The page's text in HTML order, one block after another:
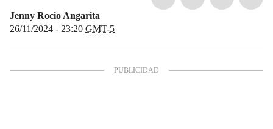
Jenny Rocio Angarita
26/11/2024 - 23:20 GMT-5